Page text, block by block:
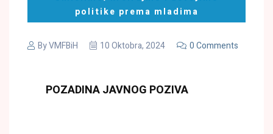
politike prema mladima
ByVMFBiH 10 Oktobra, 2024 0 Comments
POZADINA JAVNOG POZIVA